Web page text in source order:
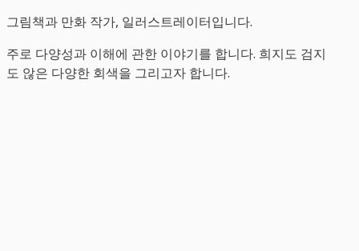
그림책과 만화 작가, 일러스트레이터입니다.
주로 다양성과 이해에 관한 이야기를 합니다. 희지도 검지
도 않은 다양한 회색을 그리고자 합니다.